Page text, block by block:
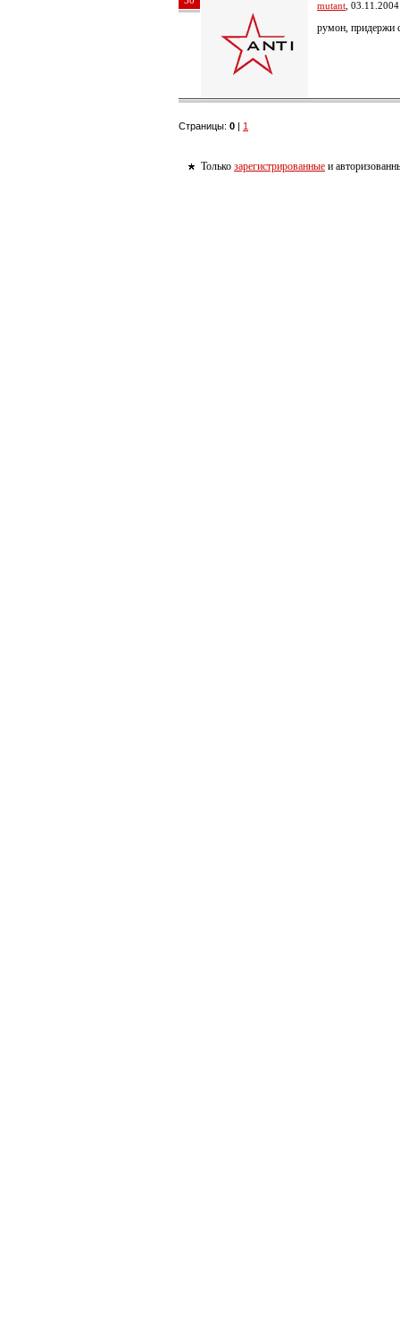
mutant ,
румон, придержи
Страницы: 0 | 1
Только зарегистрированные и